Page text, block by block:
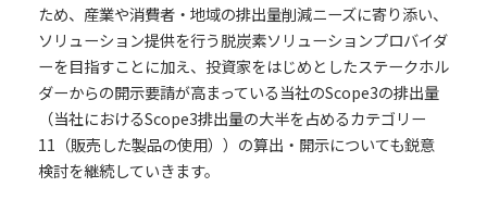
ため、産業や消費者・地域の排出量削減ニーズに寄り添い、
ソリューション提供を行う脱炭素ソリューションプロバイダ
ーを目指すことに加え、投資家をはじめとしたステークホル
ダーからの開示要請が高まっている当社のScope3の排出量
（当社におけるScope3排出量の大半を占めるカテゴリー
11（販売した製品の使用））の算出・開示についても鋭意
検討を継続していきます。